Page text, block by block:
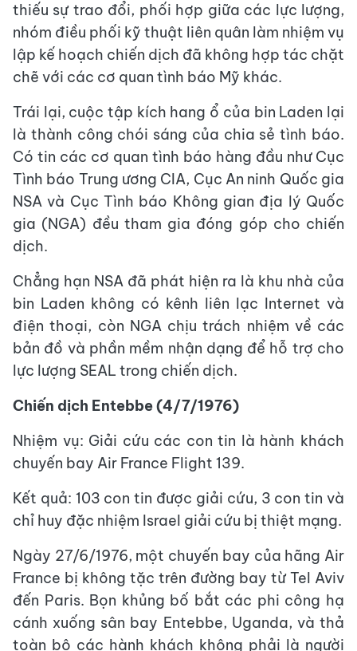
thiếu sự trao đổi, phối hợp giữa các lực lượng,
nhóm điều phối kỹ thuật liên quân làm nhiệm vụ
lập kế hoạch chiến dịch đã không hợp tác chặt
chẽ với các cơ quan tình báo Mỹ khác.
Trái lại, cuộc tập kích hang ổ của bin Laden lại
là thành công chói sáng của chia sẻ tình báo.
Có tin các cơ quan tình báo hàng đầu như Cục
Tình báo Trung ương CIA, Cục An ninh Quốc gia
NSA và Cục Tình báo Không gian địa lý Quốc
gia (NGA) đều tham gia đóng góp cho chiến
dịch.
Chẳng hạn NSA đã phát hiện ra là khu nhà của
bin Laden không có kênh liên lạc Internet và
điện thoại, còn NGA chịu trách nhiệm về các
bản đồ và phần mềm nhận dạng để hỗ trợ cho
lực lượng SEAL trong chiến dịch.
Chiến dịch Entebbe (4/7/1976)
Nhiệm vụ: Giải cứu các con tin là hành khách
chuyến bay Air France Flight 139.
Kết quả: 103 con tin được giải cứu, 3 con tin và
chỉ huy đặc nhiệm Israel giải cứu bị thiệt mạng.
Ngày 27/6/1976, một chuyến bay của hãng Air
France bị không tặc trên đường bay từ Tel Aviv
đến Paris. Bọn khủng bố bắt các phi công hạ
cánh xuống sân bay Entebbe, Uganda, và thả
toàn bộ các hành khách không phải là người